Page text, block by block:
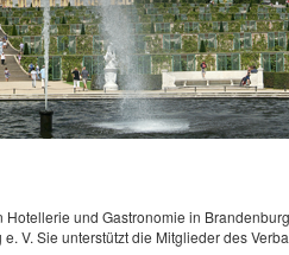
und Gastronomie in
V. Sie unterstützt die Mitglieder des